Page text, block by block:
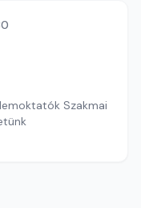
Szakmai